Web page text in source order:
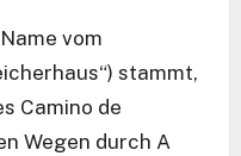
vom
stammt,
Camino de
Wegen durch A